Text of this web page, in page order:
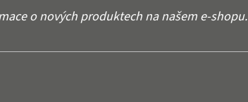
o nových produktech na našem e-shopu.